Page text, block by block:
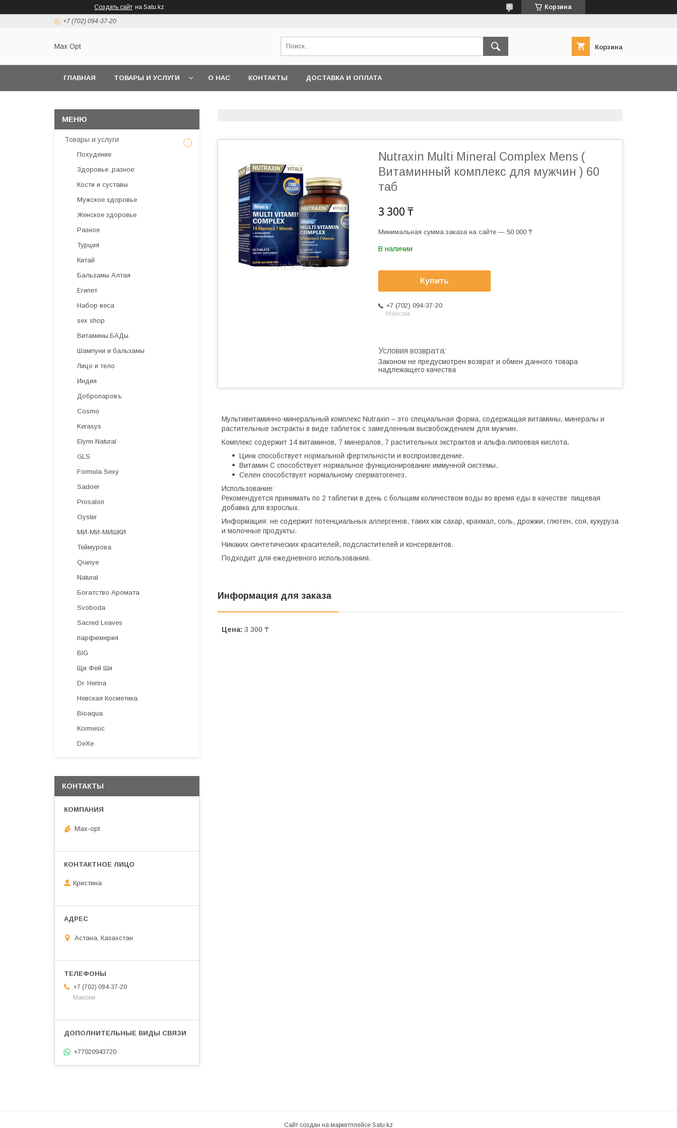
Создать сайт на Satu.kz Корзина
+7 (702) 094-37-20
Max Opt Корзина
ГЛАВНАЯ ТОВАРЫ И УСЛУГИ О НАС КОНТАКТЫ ДОСТАВКА И ОПЛАТА
Nutraxin Multi Mineral Complex Mens (
Витаминный комплекс для мужчин ) 60
таб
3 300 ₸
Минимальная сумма заказа на сайте — 50 000 ₸
В наличии
Купить
+7 (702) 094-37-20
Максим
Законом не предусмотрен возврат и обмен данного товара
надлежащего качества
Мультивитаминно-минеральный комплекс Nutraxin – это специальная форма, содержащая витамины, минералы и
растительные экстракты в виде таблеток с замедленным высвобождением для мужчин.
Комплекс содержит 14 витаминов, 7 минералов, 7 растительных экстрактов и альфа-липоевая кислота.
Цинк способствует нормальной фертильности и воспроизведение.
Витамин С способствует нормальное функционирование иммунной системы.
Селен способствует нормальному сперматогенез.
Использование:
Рекомендуется принимать по 2 таблетки в день с большим количеством воды во время еды в качестве пищевая
добавка для взрослых.
Информация: не содержит потенциальных аллергенов, таких как сахар, крахмал, соль, дрожжи, глютен, соя, кукуруза
и молочные продукты.
Никаких синтетических красителей, подсластителей и консервантов.
Подходит для ежедневного использования.
Информация для заказа
Цена: 3 300 ₸
Товары и услуги
Похудение
Здоровье ,разное:
Кости и суставы
Мужское здоровье
Женское здоровье
Разное
Турция
Китай
Бальзамы Алтая
Египет
Набор веса
sex shop
Витамины.БАДы.
Шампуни и бальзамы
Лицо и тело
Индия
Добропаровъ
Cosmo
Kerasys
Elynn Natural
GLS
Formula Sexy
Sadoer
Prosalon
Oyster
МИ-МИ-МИШКИ
Теймурова
Qianye
Natural
Богатство Аромата
Svoboda
Sacred Leaves
парфюмерия
BIG
Щи Фей Ши
Dr. Herina
Невская Косметика
Bioaqua
Kormesic
DeXe
КОНТАКТЫ
Max-opt
Кристина
Астана, Казахстан
+7 (702) 094-37-20
Максим
+77020943720
Сайт создан на маркетплейсе Satu.kz